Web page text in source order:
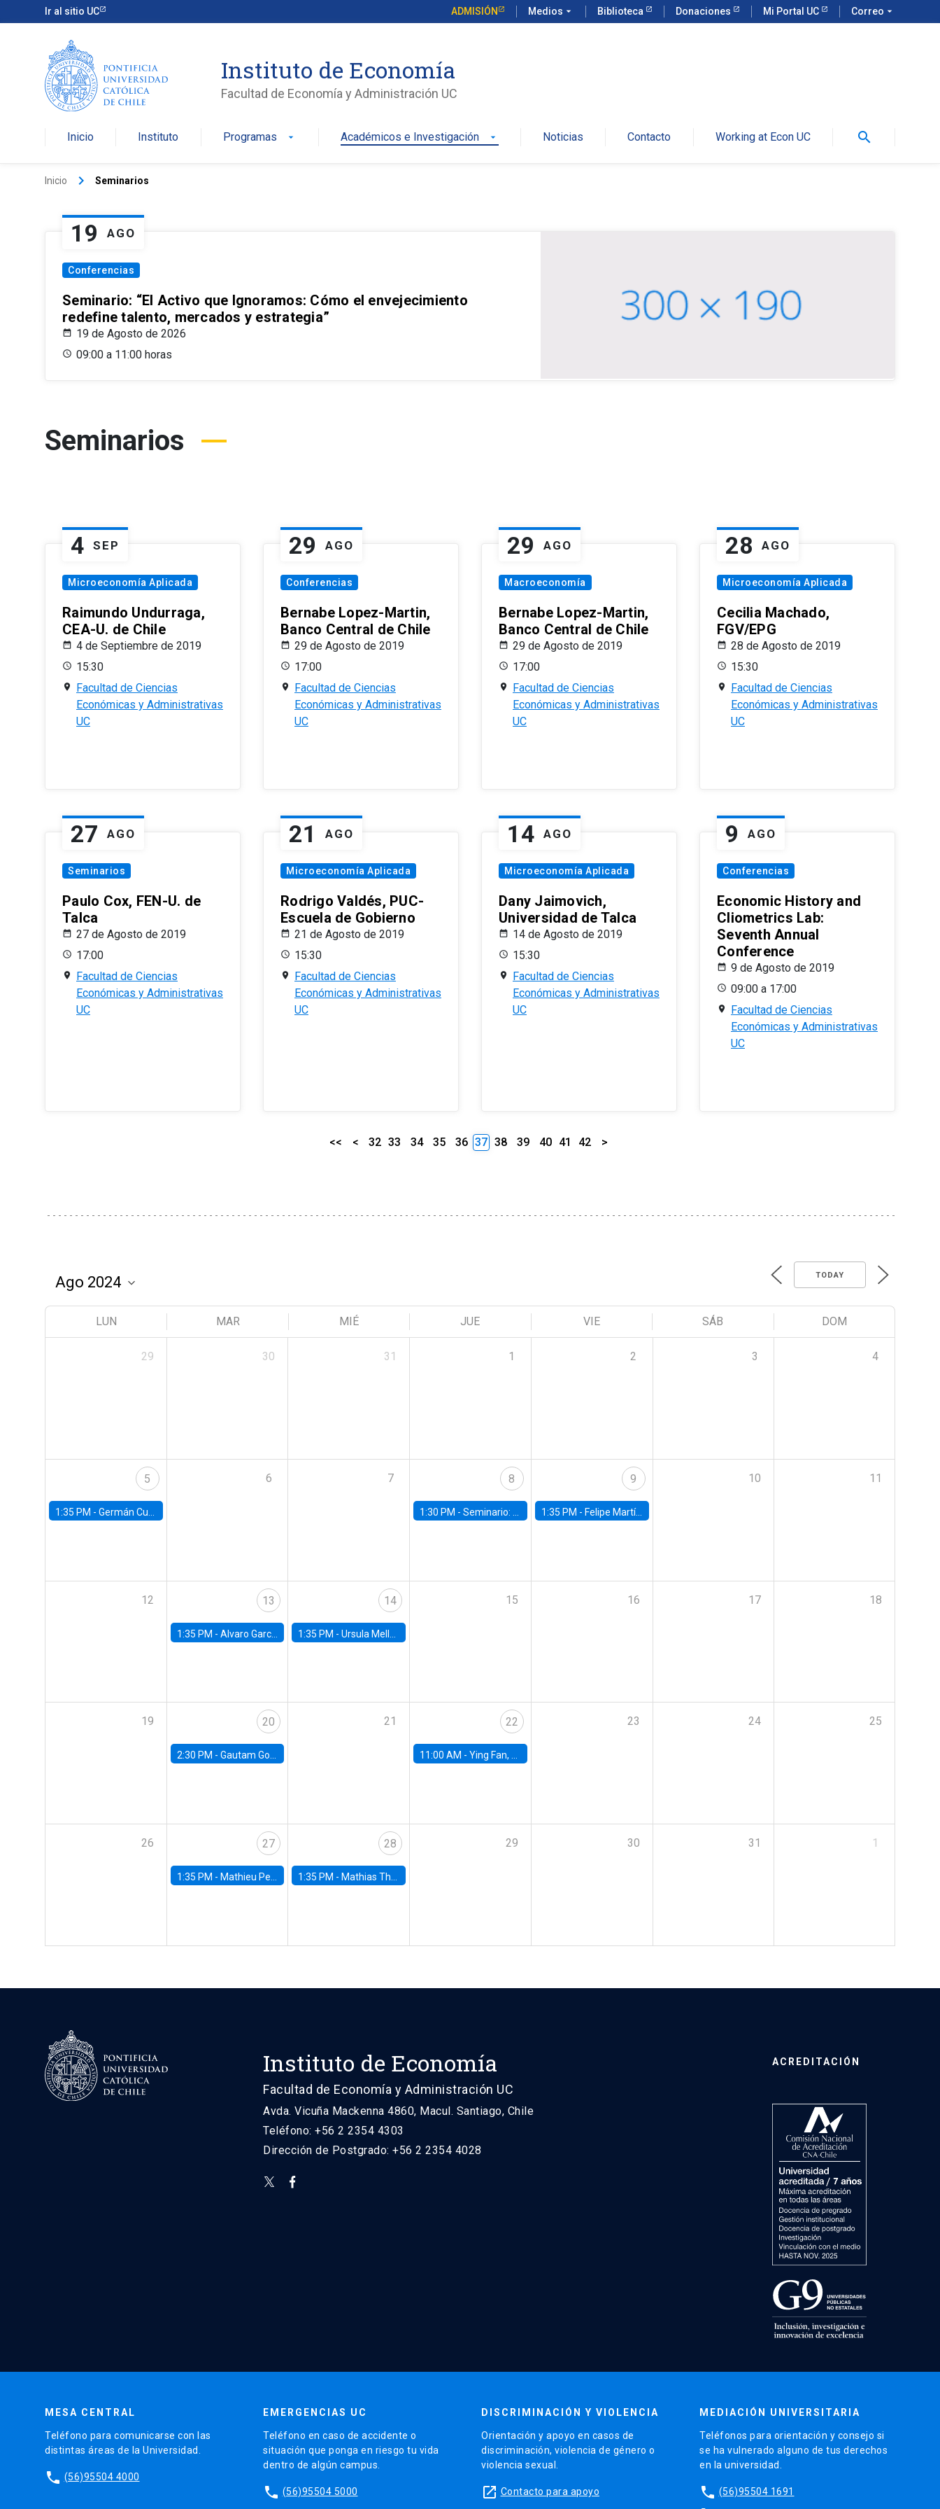
Ir al sitio UC ADMISIÓN Medios arrow_drop_down Biblioteca Donaciones Mi Portal UC Correo arrow_drop_down
Instituto de Economía
Facultad de Economía y Administración UC
Inicio Instituto Programas arrow_drop_down Académicos e Investigación arrow_drop_down Noticias Contacto Working at Econ UC search
Inicio keyboard_arrow_right Seminarios
19 AGO
Conferencias
Seminario: “El Activo que Ignoramos: Cómo el envejecimiento
redefine talento, mercados y estrategia”
19 de Agosto de 2026
09:00 a 11:00 horas
Seminarios
4 SEP
Microeconomía Aplicada
Raimundo Undurraga,
CEA-U. de Chile
4 de Septiembre de 2019
15:30
Facultad de Ciencias
Económicas y Administrativas
UC
29 AGO
Conferencias
Bernabe Lopez-Martin,
Banco Central de Chile
29 de Agosto de 2019
17:00
Facultad de Ciencias
Económicas y Administrativas
UC
29 AGO
Macroeconomía
Bernabe Lopez-Martin,
Banco Central de Chile
29 de Agosto de 2019
17:00
Facultad de Ciencias
Económicas y Administrativas
UC
28 AGO
Microeconomía Aplicada
Cecilia Machado,
FGV/EPG
28 de Agosto de 2019
15:30
Facultad de Ciencias
Económicas y Administrativas
UC
27 AGO
Seminarios
Paulo Cox, FEN-U. de
Talca
27 de Agosto de 2019
17:00
Facultad de Ciencias
Económicas y Administrativas
UC
21 AGO
Microeconomía Aplicada
Rodrigo Valdés, PUC-
Escuela de Gobierno
21 de Agosto de 2019
15:30
Facultad de Ciencias
Económicas y Administrativas
UC
14 AGO
Microeconomía Aplicada
Dany Jaimovich,
Universidad de Talca
14 de Agosto de 2019
15:30
Facultad de Ciencias
Económicas y Administrativas
UC
9 AGO
Conferencias
Economic History and
Cliometrics Lab:
Seventh Annual
Conference
9 de Agosto de 2019
09:00 a 17:00
Facultad de Ciencias
Económicas y Administrativas
UC
<< < 32 33 34 35 36 37 38 39 40 41 42 >
TODAY
LUN MAR MIÉ JUE VIE SÁB DOM
29 30 31 1 2 3 4
5
1:35 PM - Germán Cubas, University of Houston
6 7 8
1:30 PM -Seminario: “Recuperando la humanidad para progresar en la era de la IA»
9
1:35 PM - Felipe Martínez, alumno Doctorado en Economía UC
10 11
12 13
1:35 PM - Alvaro Garcia-Marin, Universidad de Los Andes
14
1:35 PM -Ursula Mello, Insper - Institute of Education and Research
15 16 17 18
19 20
2:30 PM - Gautam Gowrisankaran, Columbia University
21 22
11:00 AM -Ying Fan, University of Michigan
23 24 25
26 27
1:35 PM - Mathieu Pedemonte, IDB
28
1:35 PM - Mathias Thoenig, University of Lausanne
29 30 31 1
Instituto de Economía
Facultad de Economía y Administración UC
Avda. Vicuña Mackenna 4860, Macul. Santiago, Chile
Teléfono: +56 2 2354 4303
Dirección de Postgrado: +56 2 2354 4028
ACREDITACIÓN
MESA CENTRAL
Teléfono para comunicarse con las
distintas áreas de la Universidad.
phone (56)95504 4000
EMERGENCIAS UC
Teléfono en caso de accidente o
situación que ponga en riesgo tu vida
dentro de algún campus.
phone (56)95504 5000
DISCRIMINACIÓN Y VIOLENCIA
Orientación y apoyo en casos de
discriminación, violencia de género o
violencia sexual.
launch Contacto para apoyo
MEDIACIÓN UNIVERSITARIA
Teléfonos para orientación y consejo si
se ha vulnerado alguno de tus derechos
en la universidad.
phone (56)95504 1691